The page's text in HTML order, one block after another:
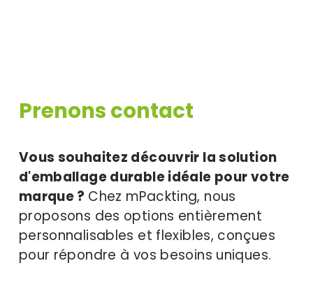
Prenons contact
Vous souhaitez découvrir la solution
d'emballage durable idéale pour votre
marque ? Chez mPackting, nous
proposons des options entièrement
personnalisables et flexibles, conçues
pour répondre à vos besoins uniques.